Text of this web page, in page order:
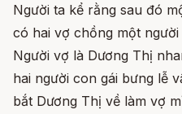
Người ta kể rằng sau đó
có hai vợ chồng một
Người vợ là Dương Thị
hai người con gái bưng lễ
bắt Dương Thị về làm vợ